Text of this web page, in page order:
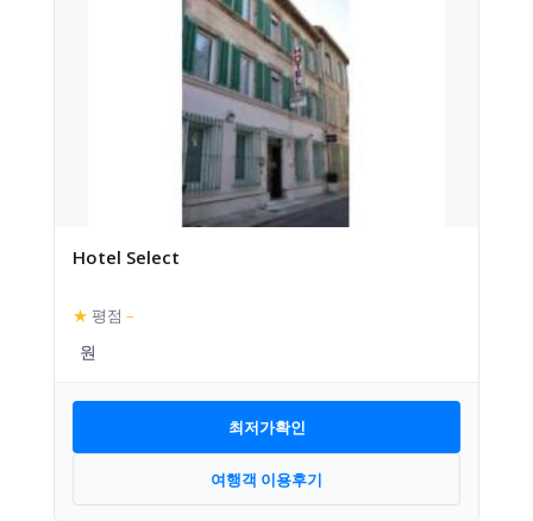
Hotel Select
★ 평점 –
최저가확인
여행객 이용후기